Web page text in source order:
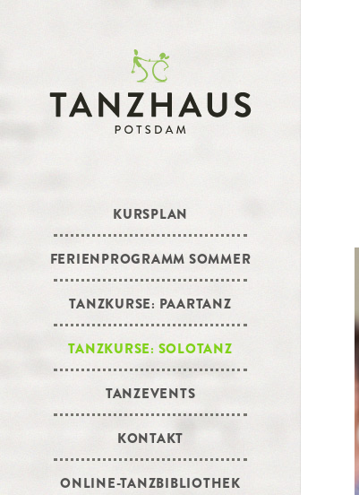
KURSPLAN
FERIENPROGRAMM SOMMER
TANZKURSE: PAARTANZ
TANZKURSE: SOLOTANZ
TANZEVENTS
KONTAKT
ONLINE-TANZBIBLIOTHEK